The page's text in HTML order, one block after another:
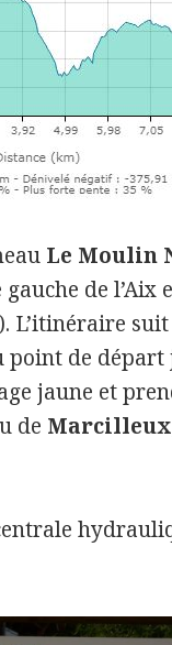
Le Moulin
de l’Aix
). L’itinéraire
de départ
jaune et
de